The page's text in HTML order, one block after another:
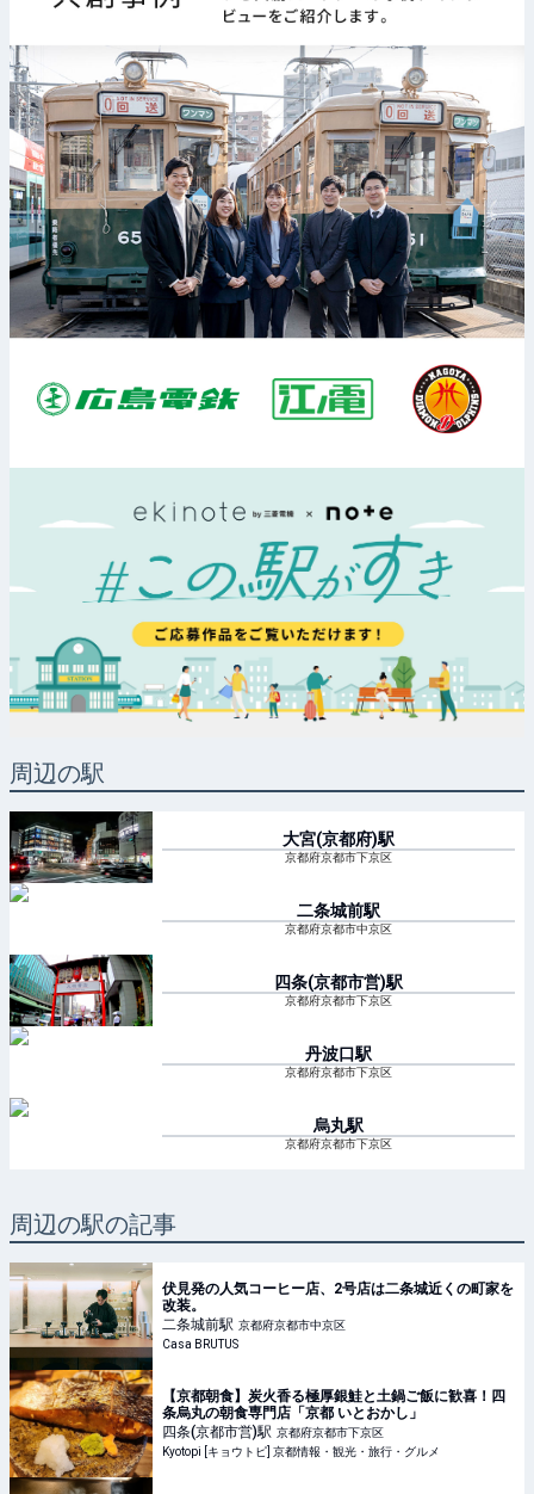
周辺の駅
大宮(京都府)駅
京都府京都市下京区
二条城前駅
京都府京都市中京区
四条(京都市営)駅
京都府京都市下京区
丹波口駅
京都府京都市下京区
烏丸駅
京都府京都市下京区
周辺の駅の記事
伏見発の人気コーヒー店、2号店は二条城近くの町家を
改装。
二条城前駅 京都府京都市中京区
Casa BRUTUS
【京都朝食】炭火香る極厚銀鮭と土鍋ご飯に歓喜！四
条烏丸の朝食専門店「京都 いとおかし」
四条(京都市営)駅 京都府京都市下京区
Kyotopi [キョウトピ] 京都情報・観光・旅行・グルメ